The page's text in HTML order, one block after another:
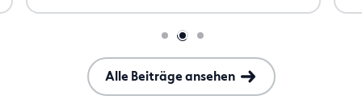
Alle Beiträge ansehen